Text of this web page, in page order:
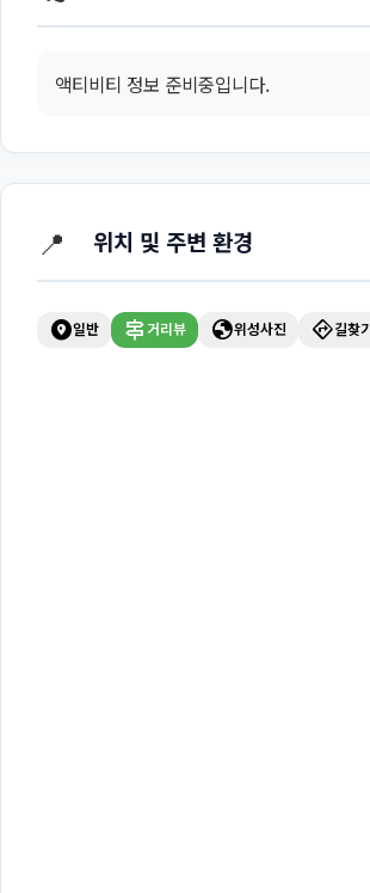
액티비티 정보 준비중입니다.
📍 위치 및 주변 환경
explore_nearby일반 signpost 거리뷰 globe위성사진 directions길찾기